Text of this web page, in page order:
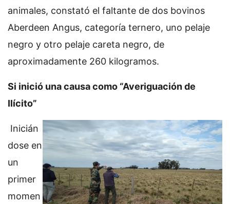
animales, constató el faltante de dos bovinos
Aberdeen Angus, categoría ternero, uno pelaje
negro y otro pelaje careta negro, de
aproximadamente 260 kilogramos.
Si inició una causa como “Averiguación de
Ilícito”
Inicián
dose en
un
primer
momen